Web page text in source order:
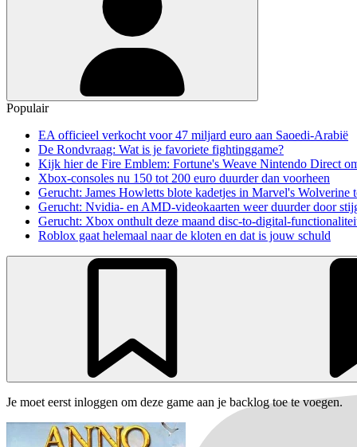
Populair
EA officieel verkocht voor 47 miljard euro aan Saoedi-Arabië
De Rondvraag: Wat is je favoriete fightinggame?
Kijk hier de Fire Emblem: Fortune's Weave Nintendo Direct
Xbox-consoles nu 150 tot 200 euro duurder dan voorheen
Gerucht: James Howletts blote kadetjes in Marvel's Wolverine
Gerucht: Nvidia- en AMD-videokaarten weer duurder door
Gerucht: Xbox onthult deze maand disc-to-digital-
Roblox gaat helemaal naar de kloten en dat is jouw schuld
Je moet eerst inloggen om deze game aan je backlog toe te voegen.